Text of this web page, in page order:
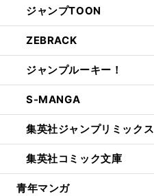
ジャンプTOON
ZEBRACK
ジャンプルーキー！
S-MANGA
集英社ジャンプリミックス
集英社コミック文庫
青年マンガ